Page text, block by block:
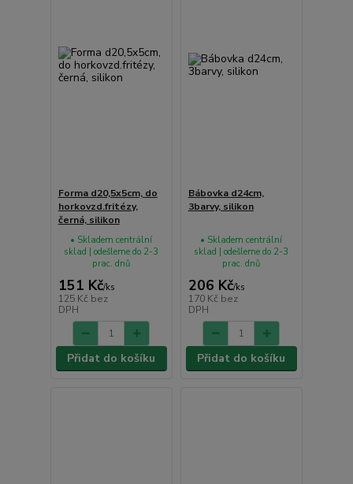
Forma d20,5x5cm, do
horkovzd.fritézy,
černá, silikon
151 Kč/ks
125 Kč bez
DPH
• Skladem centrální
sklad | odešleme do 2-3
prac. dnů
Přidat do košíku
Bábovka d24cm,
3barvy, silikon
206 Kč/ks
170 Kč bez
DPH
• Skladem centrální
sklad | odešleme do 2-3
prac. dnů
Přidat do košíku